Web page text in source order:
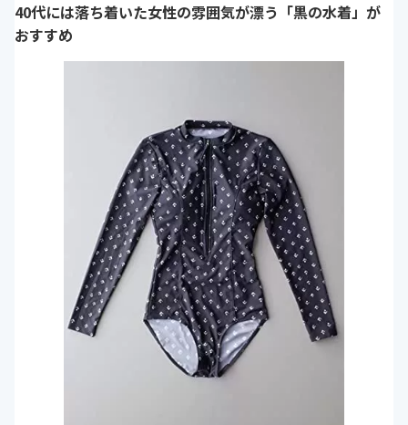
40代には落ち着いた女性の雰囲気が漂う「黒の水着」が
おすすめ